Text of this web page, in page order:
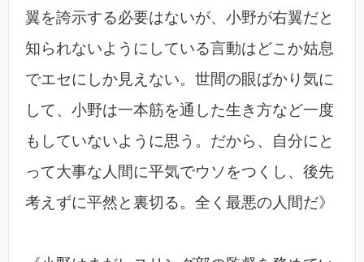
翼を誇示する必要はないが、小野が右翼だと
知られないようにしている言動はどこか姑息
でエセにしか見えない。世間の眼ばかり気に
して、小野は一本筋を通した生き方など一度
もしていないように思う。だから、自分にと
って大事な人間に平気でウソをつくし、後先
考えずに平然と裏切る。全く最悪の人間だ》